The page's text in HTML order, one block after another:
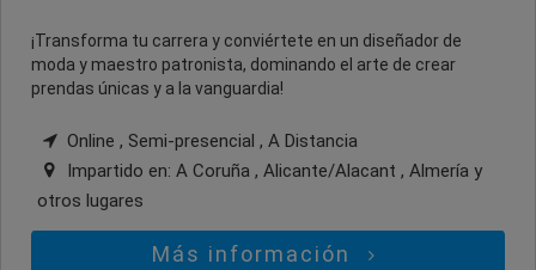
¡Transforma tu carrera y conviértete en un diseñador de
moda y maestro patronista, dominando el arte de crear
prendas únicas y a la vanguardia!
Online , Semi-presencial , A Distancia
Impartido en: A Coruña , Alicante/Alacant , Almería y
otros lugares
Más información